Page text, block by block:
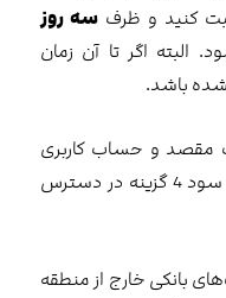
سه روز
اگر تا آن زمان
باشد.
مقصد و حساب کاربری
باید به نام شما باشد. برای برداشت سود 4 گزینه در دسترس
بانکی خارج از منطقه